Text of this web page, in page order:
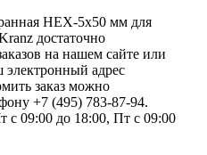
HEX-5х50 мм для
достаточно
на нашем сайте или
электронный адрес
заказ можно
+7 (495) 783-87-94.
09:00 до 18:00, Пт с 09:00